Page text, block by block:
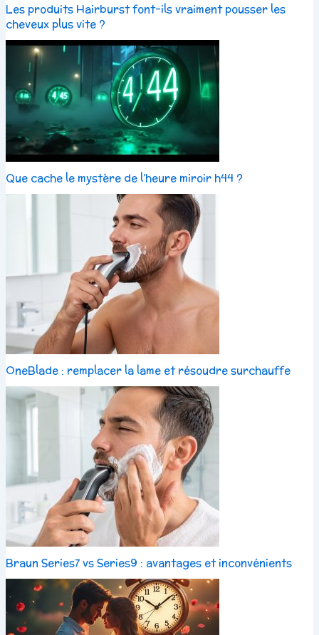
Les produits Hairburst font-ils vraiment pousser les
cheveux plus vite ?
Que cache le mystère de l’heure miroir h44 ?
OneBlade : remplacer la lame et résoudre surchauffe
Braun Series7 vs Series9 : avantages et inconvénients